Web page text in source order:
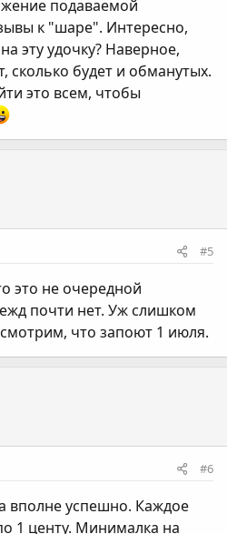
подаваемой
к "шаре". Интересно,
эту удочку? Наверное,
сколько будет и обманутых.
это всем, чтобы
#5
это не очередной
почти нет. Уж слишком
что запоют 1 июля.
#6
вполне успешно. Каждое
1 центу. Минималка на